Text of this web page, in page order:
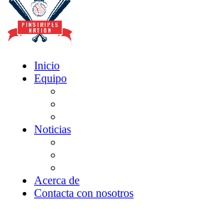
Inicio
Equipo
Noticias
Acerca de
Contacta con nosotros